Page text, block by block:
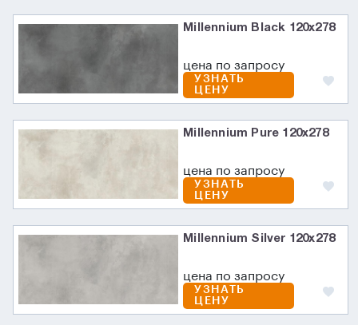
Millennium Black 120x278
цена по запросу
УЗНАТЬ
ЦЕНУ
Millennium Pure 120x278
цена по запросу
УЗНАТЬ
ЦЕНУ
Millennium Silver 120x278
цена по запросу
УЗНАТЬ
ЦЕНУ